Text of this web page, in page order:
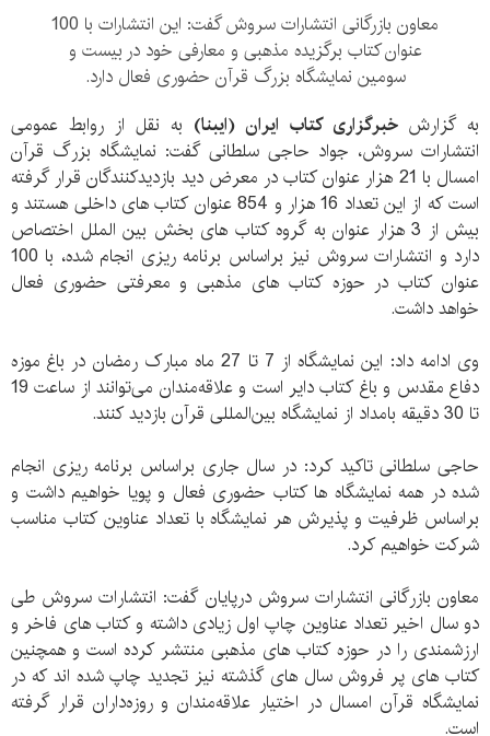
معاون بازرگانی انتشارات سروش گفت: این انتشارات با 100
عنوان کتاب برگزیده مذهبی و معارفی خود در بیست و
سومین نمایشگاه بزرگ قرآن حضوری فعال دارد.
به گزارش خبرگزاری کتاب ایران (ایبنا) به نقل از روابط عمومی
انتشارات سروش، جواد حاجی سلطانی گفت: نمایشگاه بزرگ قرآن
امسال با 21 هزار عنوان کتاب در معرض دید بازدیدکنندگان قرار گرفته
است که از این تعداد 16 هزار و 854 عنوان کتاب های داخلی هستند و
بیش از 3 هزار عنوان به گروه کتاب های بخش بین الملل اختصاص
دارد و انتشارات سروش نیز براساس برنامه ریزی انجام شده، با 100
عنوان کتاب در حوزه کتاب های مذهبی و معرفتی حضوری فعال
خواهد داشت.
وی ادامه داد: این نمایشگاه از 7 تا 27 ماه مبارک رمضان در باغ موزه
دفاع مقدس و باغ کتاب دایر است و علاقه‌‌مندان می‌توانند از ساعت 19
تا 30 دقیقه بامداد از نمایشگاه بین‌المللی قرآن بازدید کنند.
حاجی سلطانی تاکید کرد: در سال جاری براساس برنامه ریزی انجام
شده در همه نمایشگاه ها کتاب حضوری فعال و پویا خواهیم داشت و
براساس ظرفیت و پذیرش هر نمایشگاه با تعداد عناوین کتاب مناسب
شرکت خواهیم کرد.
معاون بازرگانی انتشارات سروش درپایان گفت: انتشارات سروش طی
دو سال اخیر تعداد عناوین چاپ اول زیادی داشته و کتاب های فاخر و
ارزشمندی را در حوزه کتاب های مذهبی منتشر کرده است و همچنین
کتاب های پر فروش سال های گذشته نیز تجدید چاپ شده اند که در
نمایشگاه قرآن امسال در اختیار علاقه‌مندان و روزه‌داران قرار گرفته
است.